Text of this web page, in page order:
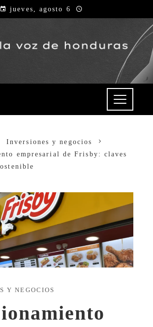
jueves, agosto 6
Inversiones y negocios
empresarial de Frisby: claves
Y NEGOCIOS